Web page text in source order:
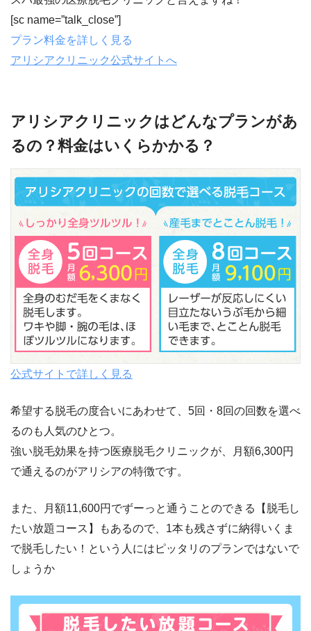
[sc name=”talk_close”]
プラン料金を詳しく見る
アリシアクリニック公式サイトへ
アリシアクリニックはどんなプランがあ
るの？料金はいくらかかる？
公式サイトで詳しく見る
希望する脱毛の度合いにあわせて、5回・8回の回数を選べ
るのも人気のひとつ。
強い脱毛効果を持つ医療脱毛クリニックが、月額6,300円
で通えるのがアリシアの特徴です。
また、
月額11,600円でずーっと通うことのできる【脱毛し
たい放題コース】
もあるので、1本も残さずに納得いくま
で脱毛したい！という人にはピッタリのプランではないで
しょうか